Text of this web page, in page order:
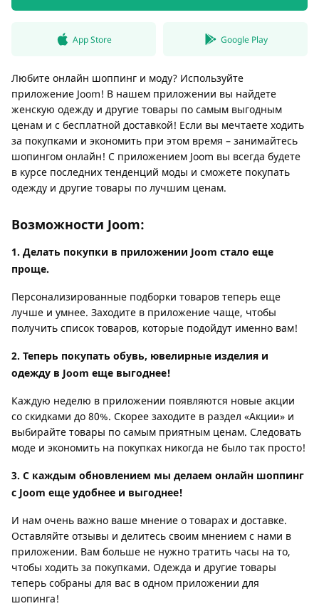
App Store Google Play
Любите онлайн шоппинг и моду? Используйте
приложение Joom! В нашем приложении вы найдете
женскую одежду и другие товары по самым выгодным
ценам и с бесплатной доставкой! Если вы мечтаете ходить
за покупками и экономить при этом время – занимайтесь
шопингом онлайн! С приложением Joom вы всегда будете
в курсе последних тенденций моды и сможете покупать
одежду и другие товары по лучшим ценам.
Возможности Joom:
1. Делать покупки в приложении Joom стало еще
проще.
Персонализированные подборки товаров теперь еще
лучше и умнее. Заходите в приложение чаще, чтобы
получить список товаров, которые подойдут именно вам!
2. Теперь покупать обувь, ювелирные изделия и
одежду в Joom еще выгоднее!
Каждую неделю в приложении появляются новые акции
со скидками до 80%. Скорее заходите в раздел «Акции» и
выбирайте товары по самым приятным ценам. Следовать
моде и экономить на покупках никогда не было так просто!
3. С каждым обновлением мы делаем онлайн шоппинг
с Joom еще удобнее и выгоднее!
И нам очень важно ваше мнение о товарах и доставке.
Оставляйте отзывы и делитесь своим мнением с нами в
приложении. Вам больше не нужно тратить часы на то,
чтобы ходить за покупками. Одежда и другие товары
теперь собраны для вас в одном приложении для
шопинга!